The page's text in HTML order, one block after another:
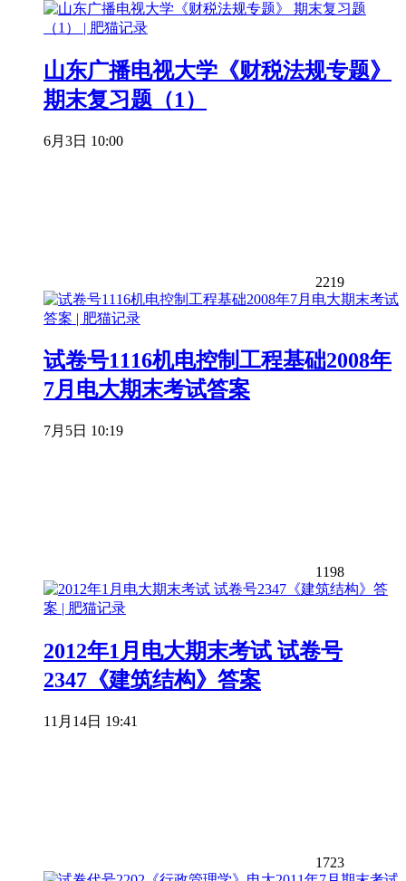
山东广播电视大学《财税法规专题》
期末复习题（1）
6月3日 10:00
2219
试卷号1116机电控制工程基础2008年
7月电大期末考试答案
7月5日 10:19
1198
2012年1月电大期末考试 试卷号
2347《建筑结构》答案
11月14日 19:41
1723